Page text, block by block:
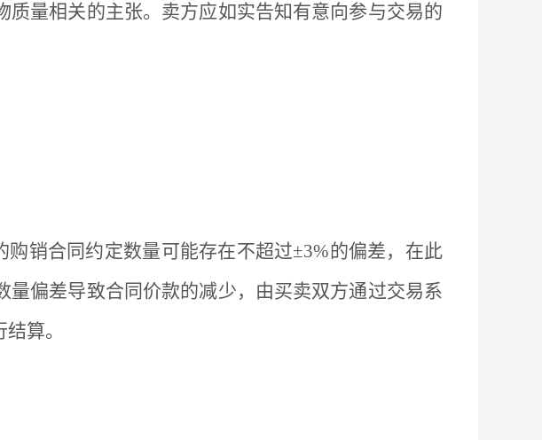
量相关的主张。卖方应如实告知有意向参与交易的
销合同约定数量可能存在不超过±3%的偏差，在此
偏差导致合同价款的减少，由买卖双方通过交易系
算。